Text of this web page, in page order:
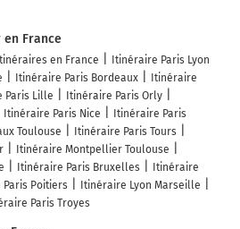
France
Itinéraires en France
Itinéraire Paris Lyon
Itinéraire Paris Bordeaux
Itinéraire
Paris Lille
Itinéraire Paris Orly
Itinéraire Paris Nice
Itinéraire Paris
Toulouse
Itinéraire Paris Tours
Itinéraire Montpellier Toulouse
Itinéraire Paris Bruxelles
Itinéraire
Paris Poitiers
Itinéraire Lyon Marseille
Paris Troyes